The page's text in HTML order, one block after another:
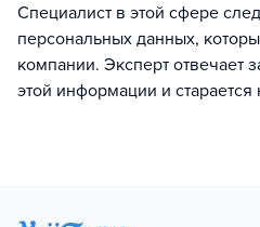
Специалист в этой сфере
персональных данных,
компании. Эксперт отвечает
этой информации и старается